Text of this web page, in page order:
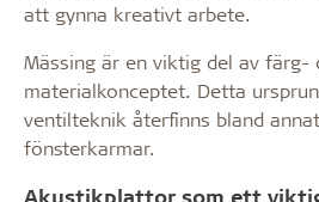
att gynna kreativt arbete.
Mässing är en viktig del av färg-
materialkonceptet. Detta
ventilteknik återfinns bland
fönsterkarmar.
Akustikplattor som ett